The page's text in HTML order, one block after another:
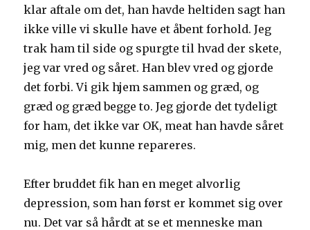
klar aftale om det, han havde heltiden sagt han
ikke ville vi skulle have et åbent forhold. Jeg
trak ham til side og spurgte til hvad der skete,
jeg var vred og såret. Han blev vred og gjorde
det forbi. Vi gik hjem sammen og græd, og
græd og græd begge to. Jeg gjorde det tydeligt
for ham, det ikke var OK, meat han havde såret
mig, men det kunne repareres.
Efter bruddet fik han en meget alvorlig
depression, som han først er kommet sig over
nu. Det var så hårdt at se et menneske man